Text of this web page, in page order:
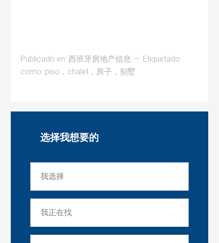
Publicado en:西班牙房地产信息
Etiquetado
como: piso，chalet，房子，别墅
选择我想要的